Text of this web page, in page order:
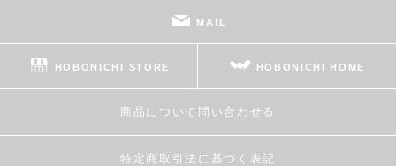
MAIL
HOBONICHI STORE HOBONICHI HOME
商品について問い合わせる
特定商取引法に基づく表記